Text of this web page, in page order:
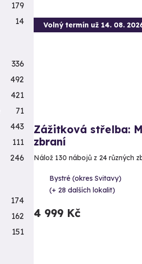
Volný termín už 14. 08.
Zážitková střelba:
zbraní
Nálož 130 nábojů z 24 různých
Bystré (okres Svitavy)
(+ 28 dalších lokalit)
4 999 Kč
179
14
336
492
421
71
443
111
246
174
162
151